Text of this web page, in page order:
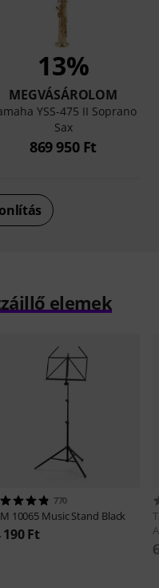
13%
MEGVÁSÁROLOM
YSS-475 II Soprano
Sax
869 950 Ft
elemek
770
10065 Music Stand Black
190 Ft